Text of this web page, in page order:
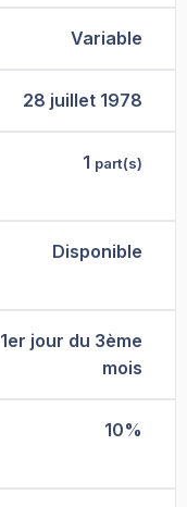
Variable
28 juillet 1978
1 part(s)
Disponible
1er jour du 3ème
mois
10%